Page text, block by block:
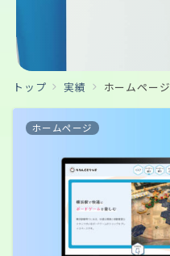
トップ 実績 ホームページ
ホームページ